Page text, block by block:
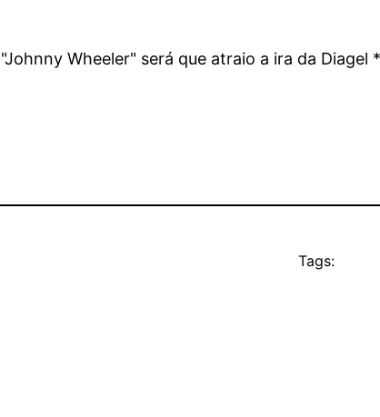
Wheeler" será que atraio a ira da Diagel
Tags: